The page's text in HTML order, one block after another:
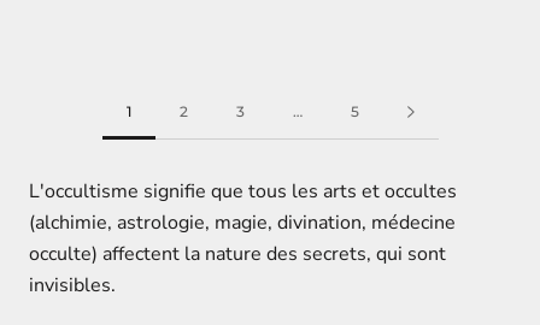
1 2 3 … 5
L'occultisme signifie que tous les arts et occultes
(alchimie, astrologie, magie, divination, médecine
occulte) affectent la nature des secrets, qui sont
invisibles.